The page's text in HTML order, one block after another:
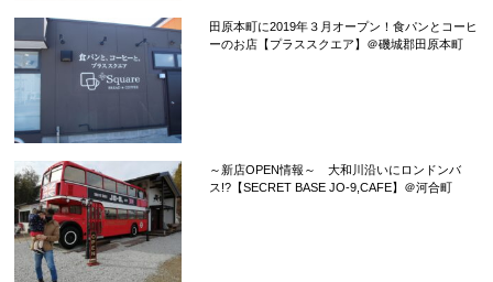
田原本町に2019年３月オープン！食パンとコーヒ
ーのお店【プラススクエア】＠磯城郡田原本町
～新店OPEN情報～ 大和川沿いにロンドンバ
ス!?【SECRET BASE JO-9,CAFE】＠河合町